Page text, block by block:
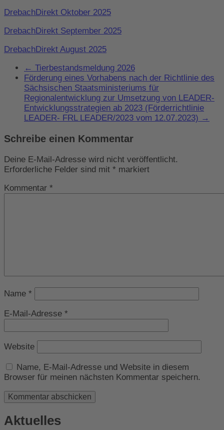
DrebachDirekt Oktober 2025
DrebachDirekt September 2025
DrebachDirekt August 2025
← Tierbestandsmeldung 2026
Förderung eines Vorhabens nach der Richtlinie des
Sächsischen Staatsministeriums für
Regionalentwicklung zur Umsetzung von LEADER-
Entwicklungsstrategien ab 2023 (Förderrichtlinie
LEADER- FRL LEADER/2023 vom 12.07.2023) →
Schreibe einen Kommentar
Deine E-Mail-Adresse wird nicht veröffentlicht.
Erforderliche Felder sind mit * markiert
Kommentar *
Name *
E-Mail-Adresse *
Website
Name, E-Mail-Adresse und Website in diesem
Browser für meinen nächsten Kommentar speichern.
Aktuelles